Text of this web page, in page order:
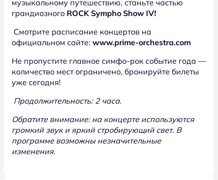
музыкальному путешествию, станьте частью
грандиозного ROCK Sympho Show IV!
Смотрите расписание концертов на
официальном сайте: www.prime-orchestra.com
Не пропустите главное симфо-рок событие года —
количество мест ограничено, бронируйте билеты
уже сегодня!
Продолжительность: 2 часа.
Обратите внимание: на концерте используются
громкий звук и яркий стробирующий свет. В
программе возможны незначительные
изменения.